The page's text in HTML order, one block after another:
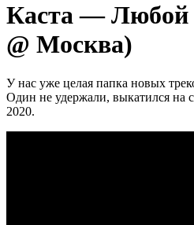
Каста — Любой
@ Москва)
У нас уже целая папка новых
Один не удержали, выкатился на
2020.